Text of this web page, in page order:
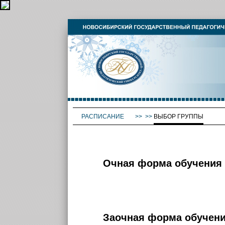
РАСПИСАНИЕ >> >> ВЫБОР ГРУППЫ
Очная форма обучения
Заочная форма